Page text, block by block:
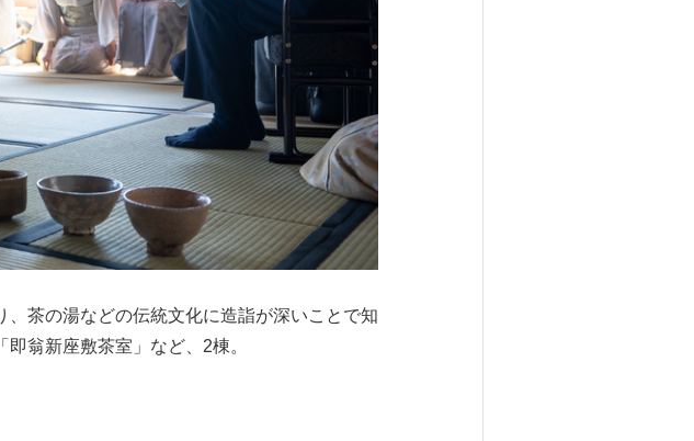
茶の湯などの伝統文化に造詣が深いことで知
翁新座敷茶室」など、2棟。